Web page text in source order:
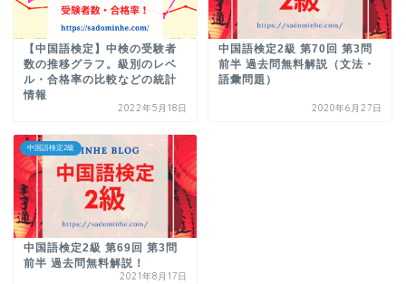
【中国語検定】中検の受験者
数の推移グラフ。級別のレベ
ル・合格率の比較などの統計
情報
2022年5月18日
中国語検定2級 第70回 第3問
前半 過去問無料解説（文法・
語彙問題）
2020年6月27日
中国語検定2級
中国語検定2級 第69回 第3問
前半 過去問無料解説！
2021年8月17日